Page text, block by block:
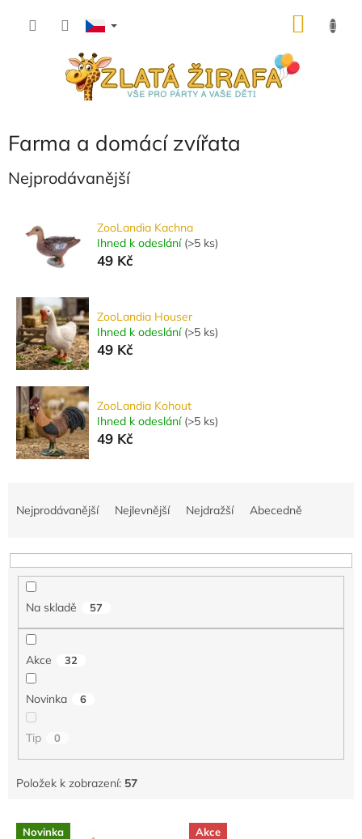
Farma a domácí zvířata
Nejprodávanější
ZooLandia Kachna
Ihned k odeslání (>5 ks)
49 Kč
ZooLandia Houser
Ihned k odeslání (>5 ks)
49 Kč
ZooLandia Kohout
Ihned k odeslání (>5 ks)
49 Kč
n
Nejprodávanější Nejlevnější Nejdražší Abecedně
Na skladě 57
Akce 32
Novinka 6
Tip 0
Položek k zobrazení: 57
V Novinka Akce